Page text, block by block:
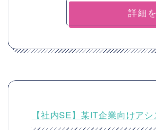
詳細
【社内SE】某IT企業向けア